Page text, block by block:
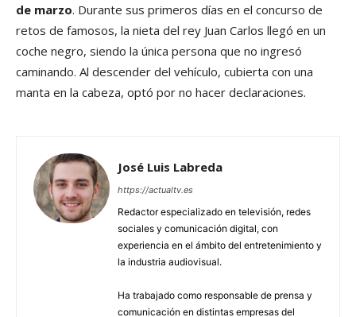
de marzo. Durante sus primeros días en el concurso de
retos de famosos, la nieta del rey Juan Carlos llegó en un
coche negro, siendo la única persona que no ingresó
caminando. Al descender del vehículo, cubierta con una
manta en la cabeza, optó por no hacer declaraciones.
José Luis Labreda
https://actualtv.es
Redactor especializado en televisión, redes
sociales y comunicación digital, con
experiencia en el ámbito del entretenimiento y
la industria audiovisual.
Ha trabajado como responsable de prensa y
comunicación en distintas empresas del